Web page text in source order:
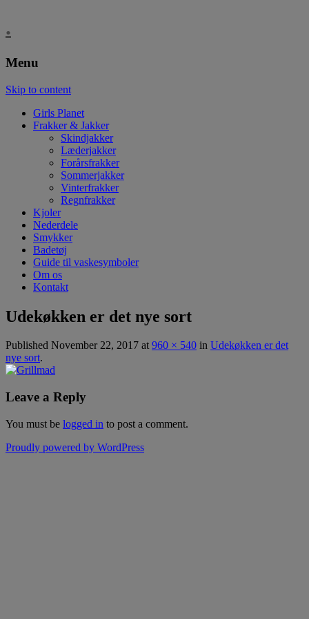
.
Menu
Skip to content
Girls Planet
Frakker & Jakker
Skindjakker
Læderjakker
Forårsfrakker
Sommerjakker
Vinterfrakker
Regnfrakker
Kjoler
Nederdele
Smykker
Badetøj
Guide til vaskesymboler
Om os
Kontakt
Udekøkken er det nye sort
Published November 22, 2017 at960 × 540 in Udekøkken er det
nye sort.
Leave a Reply
You must be logged in to post a comment.
Proudly powered by WordPress